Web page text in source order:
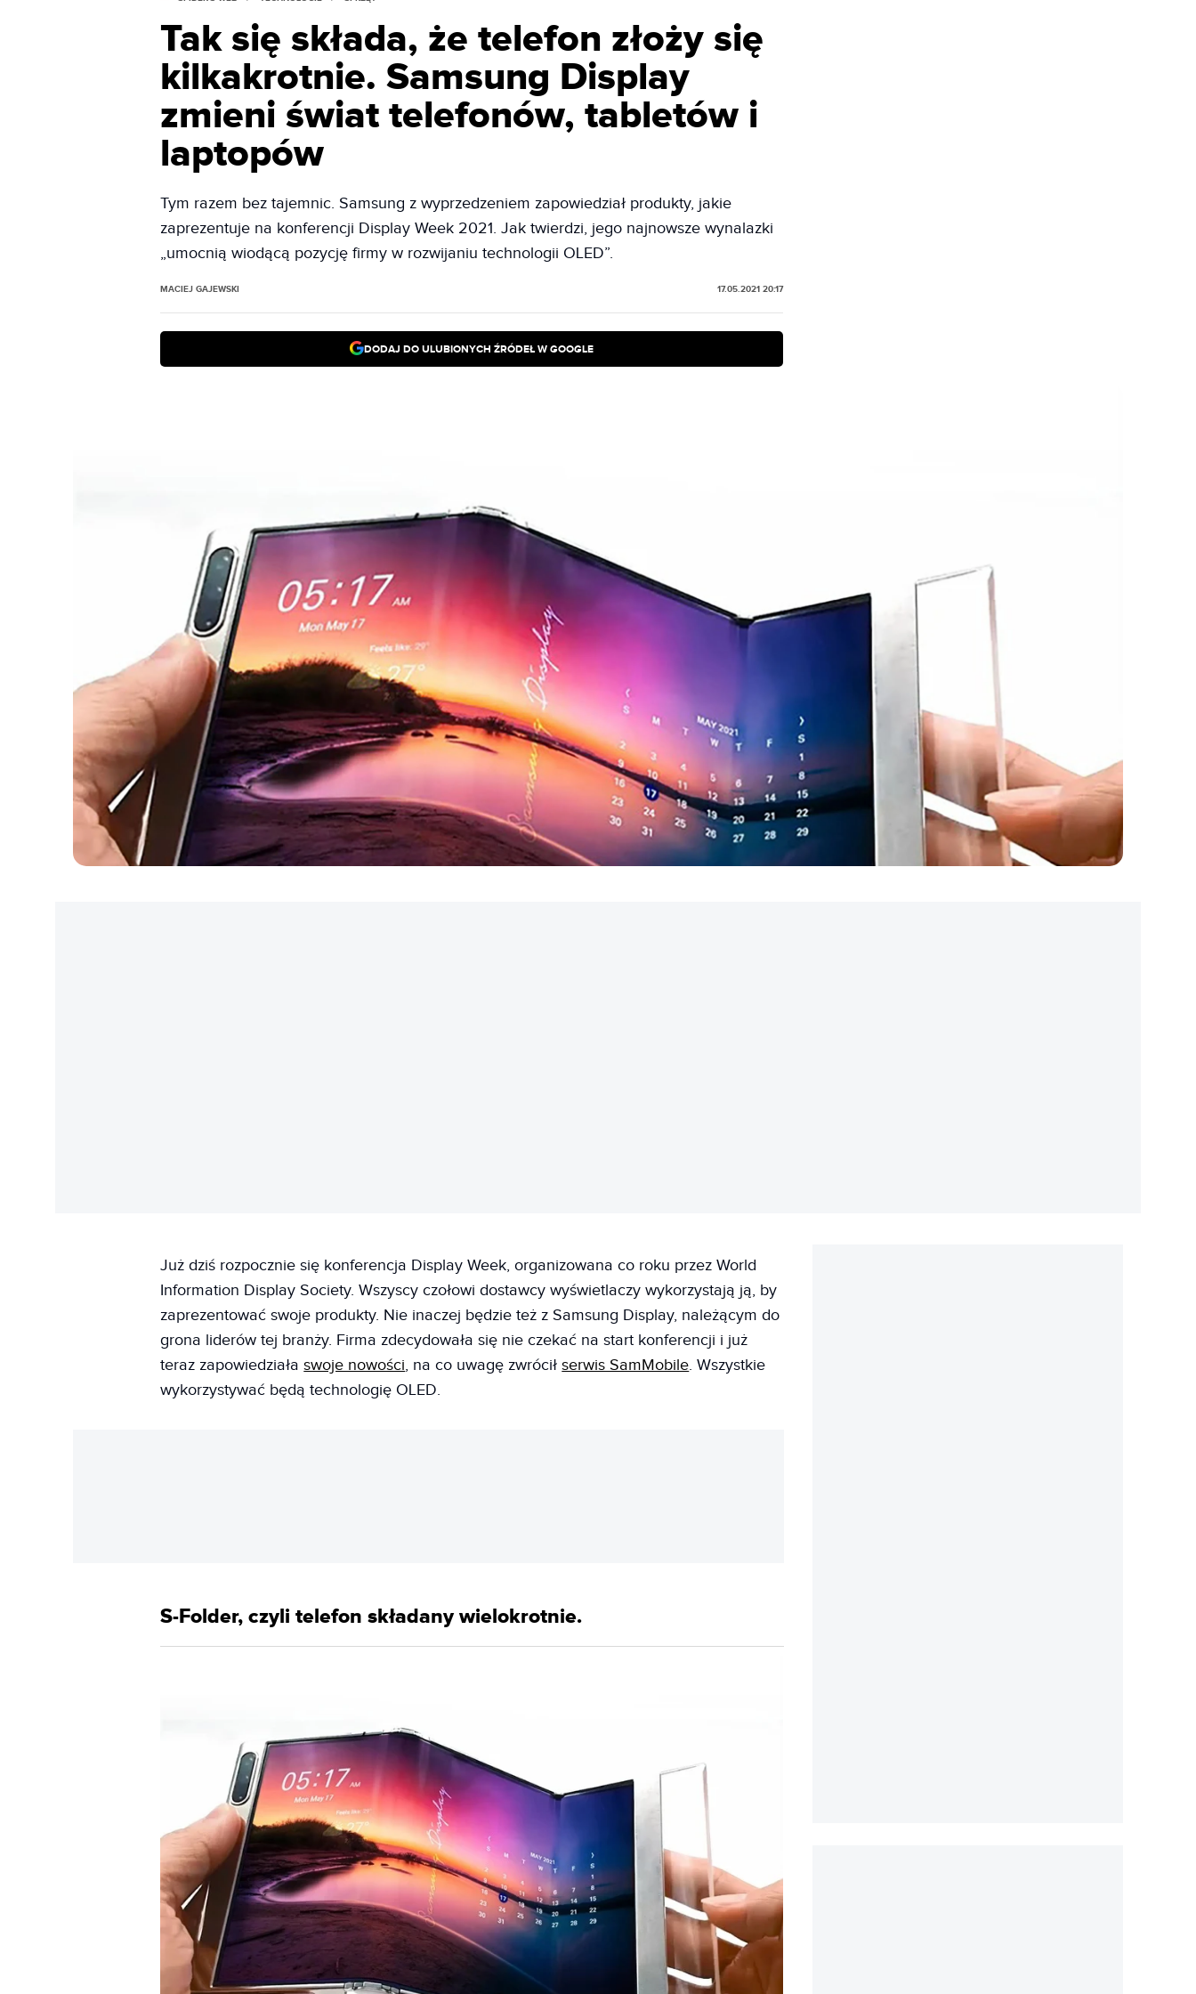
Tak się składa, że telefon złoży się
kilkakrotnie. Samsung Display
zmieni świat telefonów, tabletów i
laptopów
Tym razem bez tajemnic. Samsung z wyprzedzeniem zapowiedział produkty, jakie
zaprezentuje na konferencji Display Week 2021. Jak twierdzi, jego najnowsze wynalazki
„umocnią wiodącą pozycję firmy w rozwijaniu technologii OLED”.
MACIEJ GAJEWSKI 17.05.2021 20:17
DODAJ DO ULUBIONYCH ŹRÓDEŁ W GOOGLE
Już dziś rozpocznie się konferencja Display Week, organizowana co roku przez World
Information Display Society. Wszyscy czołowi dostawcy wyświetlaczy wykorzystają ją, by
zaprezentować swoje produkty. Nie inaczej będzie też z Samsung Display, należącym do
grona liderów tej branży. Firma zdecydowała się nie czekać na start konferencji i już
teraz zapowiedziałaswoje nowości, na co uwagę zwróciłserwis SamMobile. Wszystkie
wykorzystywać będą technologię OLED.
S-Folder, czyli telefon składany wielokrotnie.